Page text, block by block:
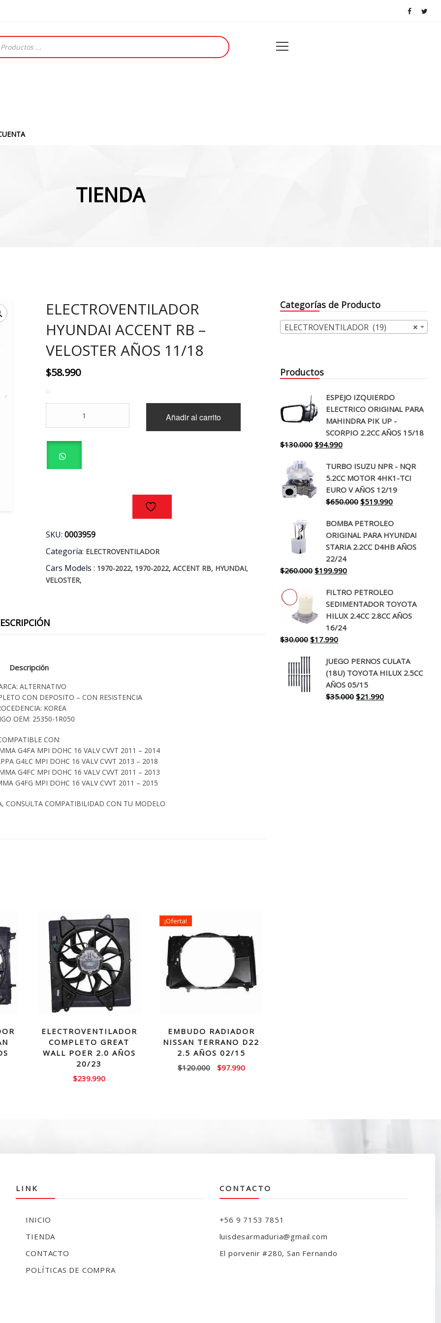
TIENDA
ELECTROVENTILADOR
HYUNDAI ACCENT RB –
VELOSTER AÑOS 11/18
$58.990
ACCENT
RB
VELOSTER
AÑOS
Añadir al carrito
SKU:0003959
Categoría: ELECTROVENTILADOR
Cars Models : 1970-2022, 1970-2022,ACCENT RB, HYUNDAI,
VELOSTER,
Descripción
ALTERNATIVO
CON DEPOSITO – CON RESISTENCIA
KOREA
OEM: 25350-1R050
CON:
G4FA MPI DOHC 16 VALV CVVT 2011 – 2014
G4LC MPI DOHC 16 VALV CVVT 2013 – 2018
G4FC MPI DOHC 16 VALV CVVT 2011 – 2013
G4FG MPI DOHC 16 VALV CVVT 2011 – 2015
CONSULTA COMPATIBILIDAD CON TU MODELO
ELECTROVENTILADOR
COMPLETO GREAT
WALL POER 2.0 AÑOS
20/23
$239.990
¡Oferta!
EMBUDO RADIADOR
NISSAN TERRANO D22
2.5 AÑOS 02/15
$120.000
El
$97.990El
Categorías de Producto
×
ELECTROVENTILADOR (19)
Productos
ESPEJO IZQUIERDO
ELECTRICO ORIGINAL PARA
MAHINDRA PIK UP -
SCORPIO 2.2CC AÑOS 15/18
$130.000 El
original
era:
$130.000.
$94.990El
actual
es:
$94.990.
TURBO ISUZU NPR - NQR
5.2CC MOTOR 4HK1-TCI
EURO V AÑOS 12/19
$650.000 El
original
era:
$650.000.
$519.990El
actual
es:
$519.990.
BOMBA PETROLEO
ORIGINAL PARA HYUNDAI
STARIA 2.2CC D4HB AÑOS
22/24
$260.000 El
original
era:
$260.000.
$199.990El
actual
es:
$199.990.
FILTRO PETROLEO
SEDIMENTADOR TOYOTA
HILUX 2.4CC 2.8CC AÑOS
16/24
$30.000 El
original
era:
$30.000.
$17.990El
actual
es:
$17.990.
JUEGO PERNOS CULATA
(18U) TOYOTA HILUX 2.5CC
AÑOS 05/15
$35.000 El
$21.990El
LINK
INICIO
TIENDA
CONTACTO
POLÍTICAS DE COMPRA
CONTACTO
+56 9 7153 7851
luisdesarmaduria@gmail.com
El porvenir #280, San Fernando